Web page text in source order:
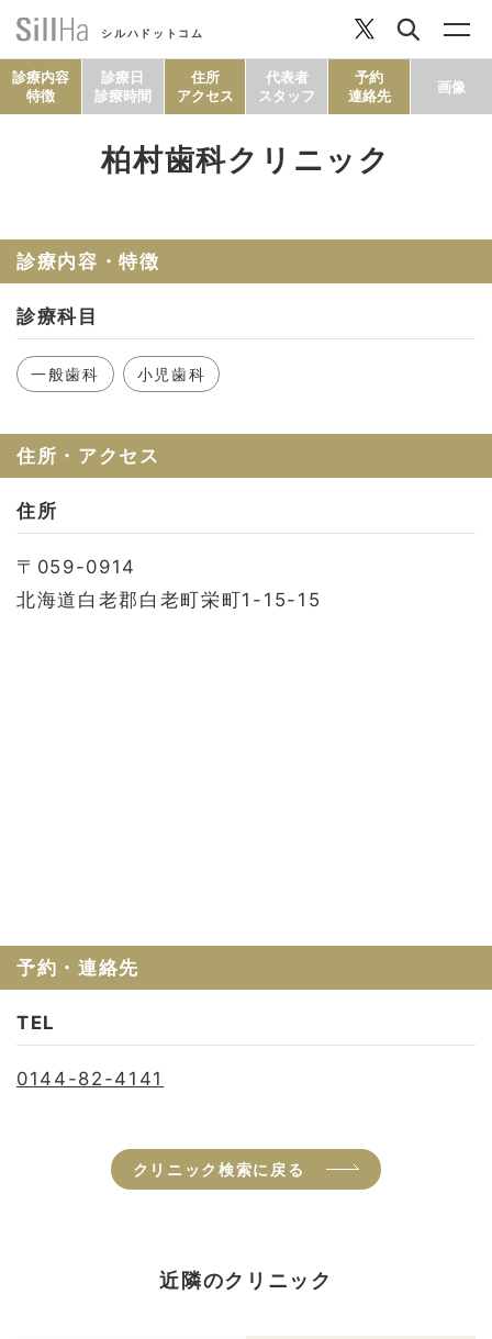
シルハドットコム
セルフチェック
診療内容
特徴
診療日
診療時間
住所
アクセス
代表者
スタッフ
予約
連絡先
画像
柏村歯科クリニック
診療内容・特徴
診療科目
一般歯科 小児歯科
住所・アクセス
住所
〒059-0914
北海道白老郡白老町栄町1-15-15
予約・連絡先
TEL
0144-82-4141
クリニック検索に戻る
近隣のクリニック